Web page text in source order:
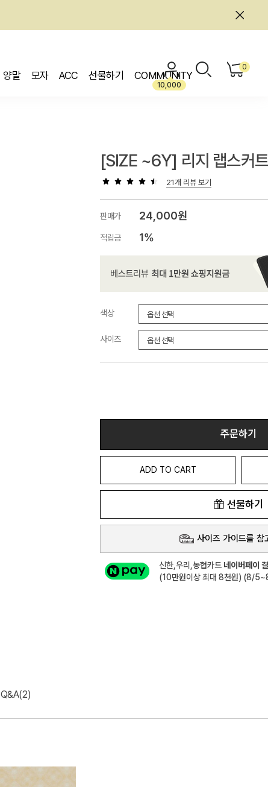
양말 모자 ACC 선물하기 COMMUNITY
10,000
0
[SIZE ~6Y] 리지 랩스커
21개 리뷰 보기
판매가 24,000원
적립금 1%
색상
사이즈
주문하기
ADD TO CART
선물하기
사이즈 가이드를 참
신한,우리,농협카드 네이버페이
(10만원이상 최대 8천원) (8/
Q&A(2)